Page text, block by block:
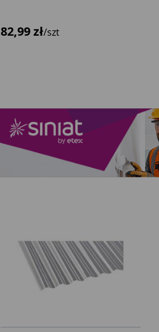
82,99 zł/szt